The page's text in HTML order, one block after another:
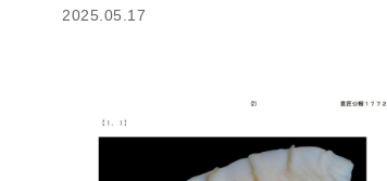
2025.05.17